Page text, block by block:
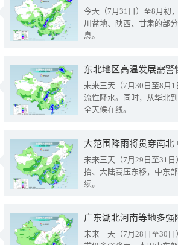
今天（7月31日）至8月初
川盆地、陕西、甘肃的部
息。
东北地区高温发展需
未来三天（7月30日至8月
流性降水。同时，从华北
全天候在线。
大范围降雨将贯穿南
未来三天（7月29日至31
抬、大陆高压东移，中东
续。
广东湖北河南等地多
未来三天（7月28日至30